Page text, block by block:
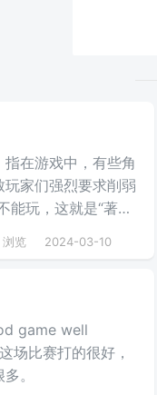
在游戏中，有些角
家们强烈要求削弱
玩，这就是“著名
览 2024-03-10
game well
场比赛打的很好，
。